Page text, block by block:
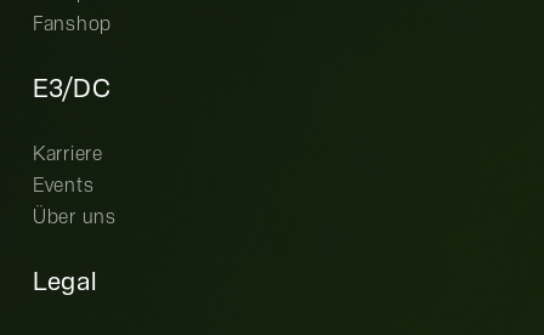
Fanshop
E3/DC
Karriere
Events
Über uns
Legal